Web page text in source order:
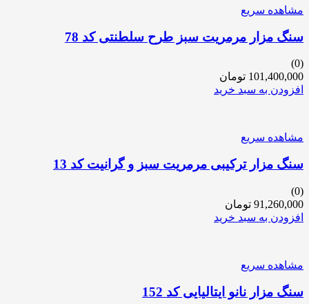
مشاهده سریع
سنگ مزار مرمریت سبز طرح سلطنتی کد 78
(0)
101,400,000 تومان
افزودن به سبد خرید
مشاهده سریع
سنگ مزار ترکیبی مرمریت سبز و گرانیت کد 13
(0)
91,260,000 تومان
افزودن به سبد خرید
مشاهده سریع
سنگ مزار نانو ایتالیایی کد 152